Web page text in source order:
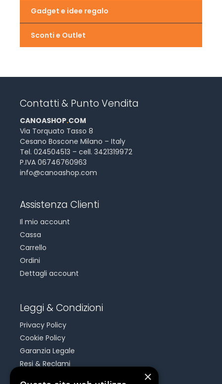
Gadget e idee regalo
Sconti e Outlet
Contatti & Punto Vendita
CANOASHOP.COM
Via Torquato Tasso 8
Cesano Boscone Milano – Italy
Tel. 024504513 – cell. 3421319972
P.IVA 06746760963
info@canoashop.com
Assistenza Clienti
Il mio account
Cassa
Carrello
Ordini
Dettagli account
Leggi & Condizioni
Privacy Policy
Cookie Policy
Garanzia Legale
Resi & Reclami
×